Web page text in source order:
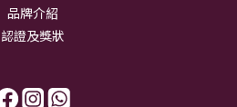
品牌介紹
認證及獎狀